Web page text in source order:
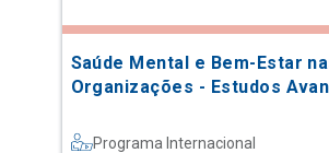
Saúde Mental e Bem-Estar
Organizações - Estudos
Programa Internacional